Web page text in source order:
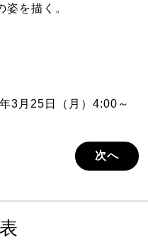
を描く。
3月25日（月）4:00～
次へ